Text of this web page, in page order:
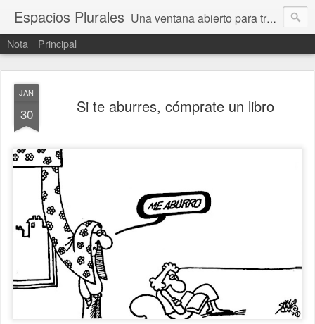
Espacios Plurales Una ventana abierto para tratar problemas que nos afectan a todxs. Temas sociales, educación, cultura, economía, política, derechos, calidad de vida. Estamos gobernados, pero queremos una calidad mayor en la política.
Nota Principal
JAN
30 Si te aburres, cómprate un libro